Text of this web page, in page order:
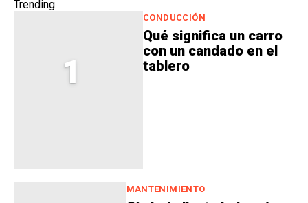
Trending
1
CONDUCCIÓN
Qué significa un carro
con un candado en el
tablero
MANTENIMIENTO